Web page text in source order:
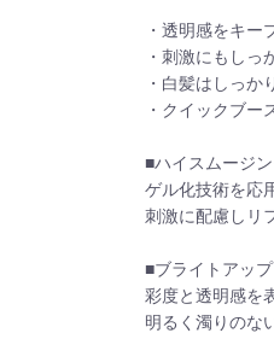
・透明感をキー
・刺激にもしっ
・白髪はしっか
・クイックブー
■ハイスムージ
ゲル化技術を応
刺激に配慮しリ
■ブライトアッ
彩度と透明感を
明るく濁りのな